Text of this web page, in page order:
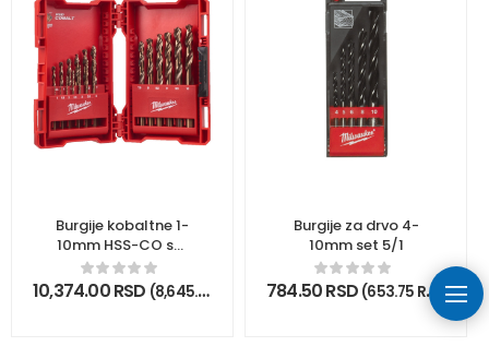
Burgije kobaltne 1-
10mm HSS-CO set
19/1
10,374.00RSD (8,645.00 bez PDV)
Burgije za drvo 4-
10mm set 5/1
784.50RSD (653.75 RSD bez